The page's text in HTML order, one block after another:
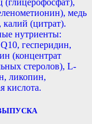
медь
калий (цитрат).
нутриенты:
гесперидин,
(концентрат
стеролов), L-
ликопин,
кислота.